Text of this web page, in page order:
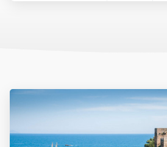
Célszerű eurót vagy dollárt még
vinni és azt a helyszínen átváltani, de
helyeken, azaz hivatalos
Nagyvárosokban és a tengerpartokon,